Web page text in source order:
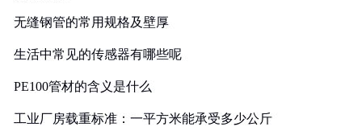
无缝钢管的常用规格及壁厚
生活中常见的传感器有哪些呢
PE100管材的含义是什么
工业厂房载重标准：一平方米能承受多少公斤